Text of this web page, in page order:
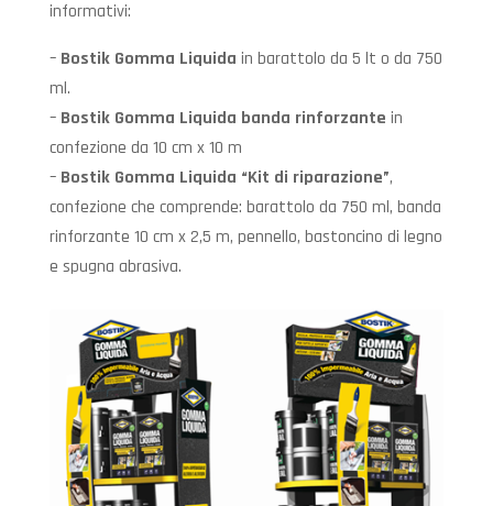
informativi:
– Bostik Gomma Liquida in barattolo da 5 lt o da 750
ml.
– Bostik Gomma Liquida banda rinforzante in
confezione da 10 cm x 10 m
– Bostik Gomma Liquida “Kit di riparazione”,
confezione che comprende: barattolo da 750 ml, banda
rinforzante 10 cm x 2,5 m, pennello, bastoncino di legno
e spugna abrasiva.